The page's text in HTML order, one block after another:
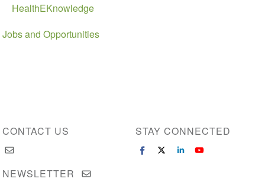
HealthEKnowledge
Jobs and Opportunities
CONTACT US STAY CONNECTED
NEWSLETTER